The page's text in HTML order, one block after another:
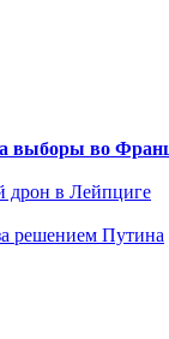
выборы во
дрон в Лейпциге
решением Путина